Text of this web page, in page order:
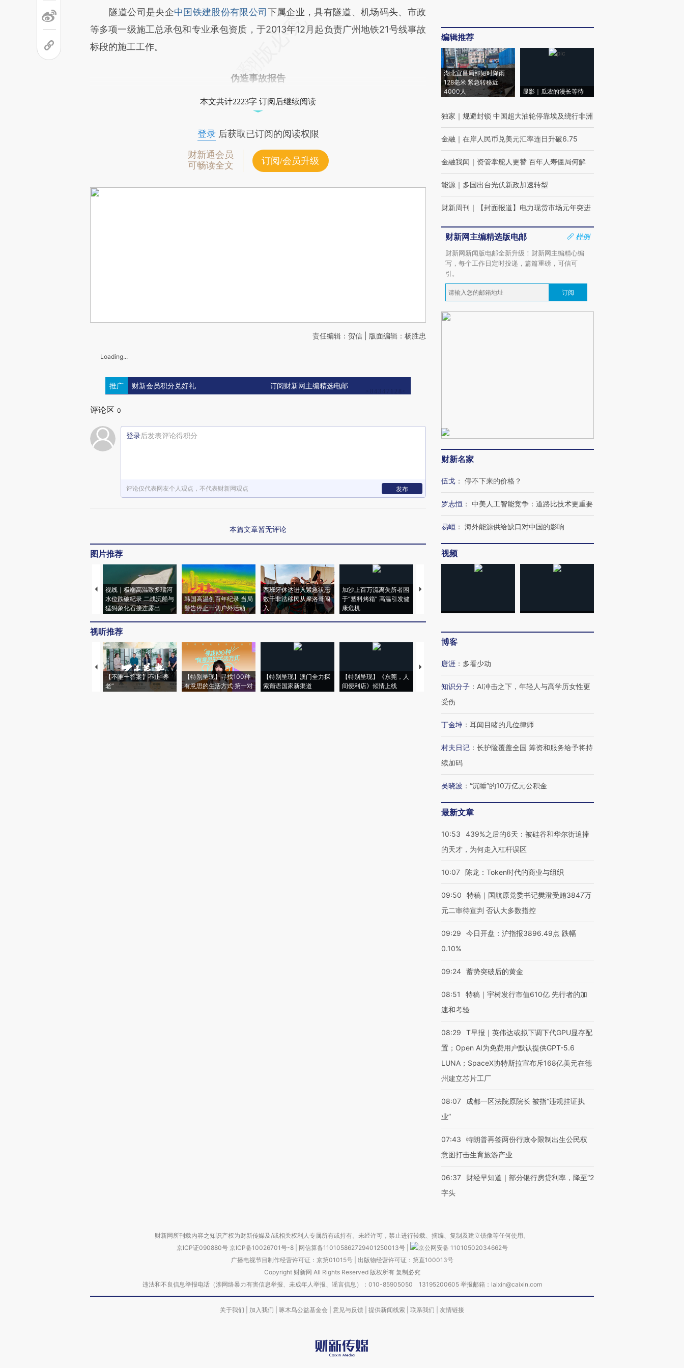
隧道公司是央企中国铁建股份有限公司 下属企业，具有隧道、机场码头、市政
等多项一级施工总承包和专业承包资质，于2013年12月起负责广州地铁21号线事故
标段的施工工作。
伪造事故报告
本文共计2223字 订阅后继续阅读
登录后获取已订阅的阅读权限
财新通会员
可畅读全文
订阅/会员升级
责任编辑：贺信 | 版面编辑：杨胜忠
Loading...
推广 财新会员积分兑好礼 订阅财新网主编精选电邮
评论区 0
登录后发表评论得积分
评论仅代表网友个人观点，不代表财新网观点 发布
本篇文章暂无评论
图片推荐
视线｜极端高温致多瑙河
水位跌破纪录 二战沉船与
猛犸象化石接连露出
韩国高温创百年纪录 当局
警告停止一切户外活动
西班牙休达进入紧急状态
数千非法移民从摩洛哥闯
入
加沙上百万流离失所者困
于“塑料烤箱” 高温引发健
康危机
视线｜HYROX的吸金
视听推荐
【不唯一答案】不止“养
老”
【特别呈现】寻找100种
有意思的生活方式·第一对
【特别呈现】澳门全力探
索葡语国家新渠道
【特别呈现】《东莞，人
间便利店》倾情上线
【推广】走进第四届链博
会，让数智科技“链”接产
【特别呈现】寻找100种
有意思的生活方式·第三对
CFO：不靠规模取胜，华
住三大增长引擎是什么？
编辑推荐
湖北宜昌局部短时降雨
128毫米 紧急转移近
4000人
显影｜瓜农的漫长等待
独家 ｜ 规避封锁 中国超大油轮停靠埃及绕行非洲
金融 ｜ 在岸人民币兑美元汇率连日升破6.75
金融我闻 ｜ 资管掌舵人更替 百年人寿僵局何解
能源 ｜ 多国出台光伏新政加速转型
财新周刊 ｜ 【封面报道】电力现货市场元年突进
财新网主编精选版电邮
样例
财新网新闻版电邮全新升级！财新网主编精心编
写，每个工作日定时投递，篇篇重磅，可信可
引。
订阅
财新名家
伍戈 ： 停不下来的价格？
罗志恒 ： 中美人工智能竞争：道路比技术更重要
易峘 ： 海外能源供给缺口对中国的影响
视频
博客
唐涯 ： 多看少动
知识分子 ： AI冲击之下，年轻人与高学历女性更
受伤
丁金坤 ： 耳闻目睹的几位律师
村夫日记 ： 长护险覆盖全国 筹资和服务给予将持
续加码
吴晓波 ： “沉睡”的10万亿元公积金
最新文章
10:53
439%之后的6天：被硅谷和华尔街追捧
的天才，为何走入杠杆误区
10:07 陈龙：Token时代的商业与组织
09:50
特稿｜国航原党委书记樊澄受贿3847万
元二审待宣判 否认大多数指控
09:29
今日开盘：沪指报3896.49点 跌幅
0.10%
09:24 蓄势突破后的黄金
08:51
特稿｜宇树发行市值610亿 先行者的加
速和考验
08:29
T早报｜英伟达或拟下调下代GPU显存配
置；Open AI为免费用户默认提供GPT-5.6
LUNA；SpaceX协特斯拉宣布斥168亿美元在德
州建立芯片工厂
08:07
成都一区法院原院长 被指“违规挂证执
业”
07:43
特朗普再签两份行政令限制出生公民权
意图打击生育旅游产业
06:37
财经早知道｜部分银行房贷利率，降至“2
字头
财新网所刊载内容之知识产权为财新传媒及/或相关权利人专属所有或持有。未经许可，禁止进行转载、摘编、复制及建立镜像等任何使用。
京ICP证090880号 京ICP备10026701号-8 网信算备110105862729401250013号
京公网安备 11010502034662号
广播电视节目制作经营许可证：京第01015号| 出版物经营许可证：第直100013号
Copyright 财新网 All Rights Reserved 版权所有 复制必究
违法和不良信息举报电话（涉网络暴力有害信息举报、未成年人举报、谣言信息）：010-85905050 13195200605 举报邮箱：laixin@caixin.com
关于我们 加入我们 啄木鸟公益基金会 意见与反馈 提供新闻线索 联系我们 友情链接